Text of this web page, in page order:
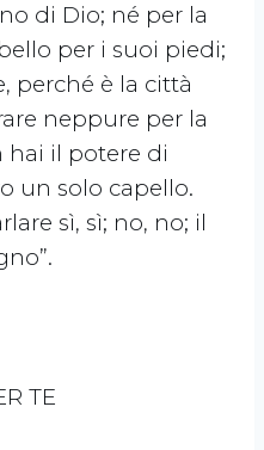
di Dio; né per la
per i suoi piedi;
perché è la città
neppure per la
hai il potere di
un solo capello.
sì, sì; no, no; il
TE